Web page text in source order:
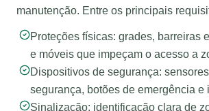
manutenção. Entre os principais
Proteções físicas: grades, barreiras
e móveis que impeçam o acesso a
Dispositivos de segurança:
segurança, botões de emergência e
Sinalização: identificação clara de